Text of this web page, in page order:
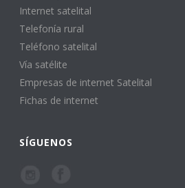
Internet satelital
Telefonía rural
Teléfono satelital
Vía satélite
Empresas de internet Satelital
Fichas de internet
SÍGUENOS